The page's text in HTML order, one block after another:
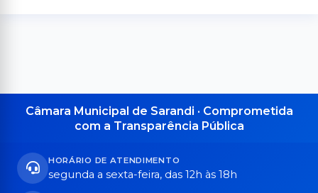
Câmara Municipal de Sarandi · Comprometida
com a Transparência Pública
HORÁRIO DE ATENDIMENTO
segunda a sexta-feira, das 12h às 18h